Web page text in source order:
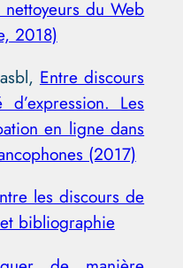
nettoyeurs du Web
2018)
Entre discours
Les
en ligne dans
(2017)
les discours de
bibliographie